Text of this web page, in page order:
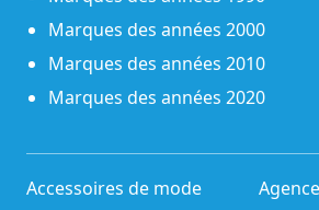
Marques des années 2000
Marques des années 2010
Marques des années 2020
Accessoires de mode